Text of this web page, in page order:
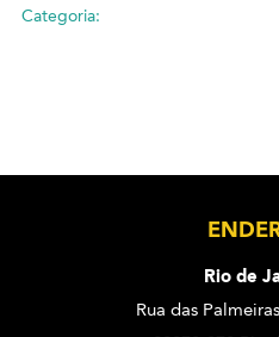
Categoria:
Rio de
Rua das